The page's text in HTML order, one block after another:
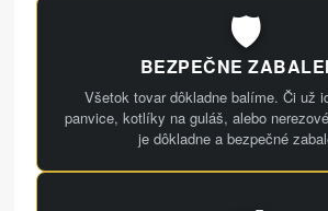
🛡️
BEZPEČNE
Všetok tovar dôkladne balíme. Či už
panvice, kotlíky na guláš, alebo
je dôkladne a bezpečné